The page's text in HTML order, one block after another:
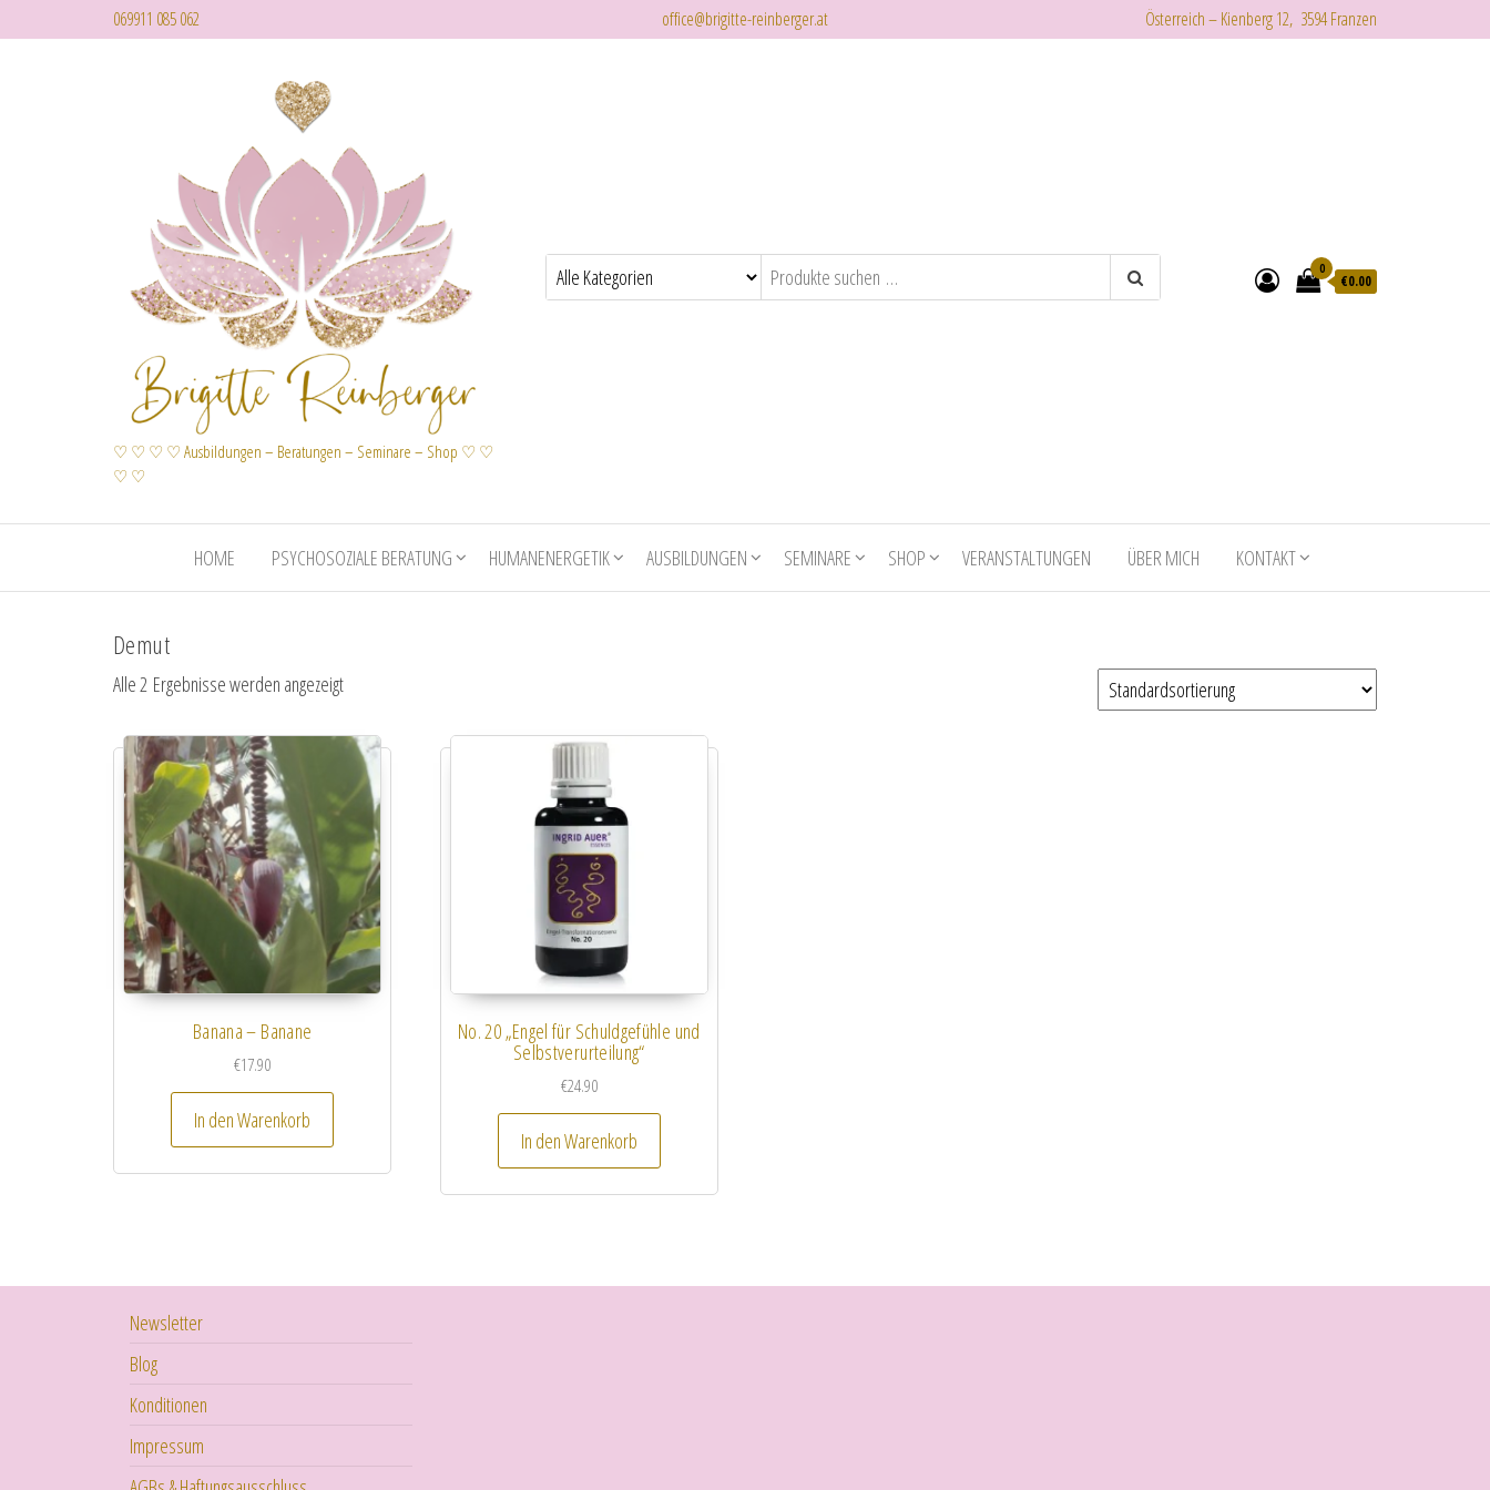
069911 085 062 office@brigitte-reinberger.at Österreich – Kienberg 12, 3594 Franzen
♡ ♡ ♡ ♡ Ausbildungen – Beratungen – Seminare – Shop ♡ ♡
♡ ♡
0
€0.00
HOME PSYCHOSOZIALE BERATUNG HUMANENERGETIK AUSBILDUNGEN SEMINARE SHOP VERANSTALTUNGEN ÜBER MICH KONTAKT
Demut
Alle 2 Ergebnisse werden angezeigt
Banana – Banane
€17.90
In den Warenkorb
No. 20 „Engel für Schuldgefühle und
Selbstverurteilung“
€24.90
In den Warenkorb
Newsletter
Blog
Konditionen
Impressum